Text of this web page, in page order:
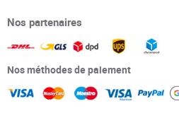
Nos partenaires
Nos méthodes de paiement